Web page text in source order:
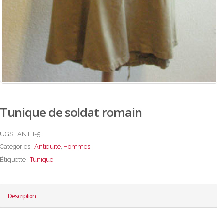
Tunique de soldat romain
UGS : ANTH-5
Catégories : Antiquité, Hommes
Étiquette :Tunique
Description